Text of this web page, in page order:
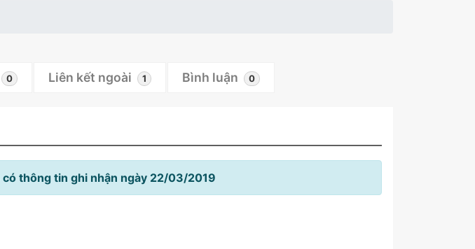
0 Liên kết ngoài 1 Bình luận 0
thông tin ghi nhận ngày 22/03/2019